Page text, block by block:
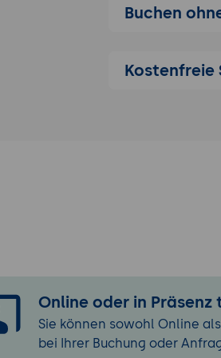
Einführung
Android-
Buchen
Kostenfreie
Online oder in Präsenz
Sie können sowohl Online
bei Ihrer Buchung oder